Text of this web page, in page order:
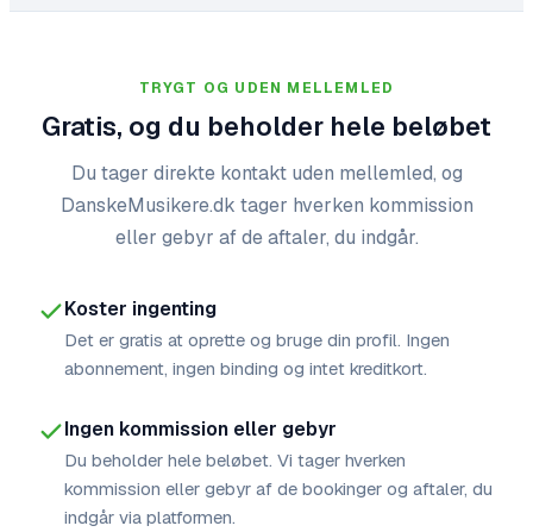
TRYGT OG UDEN MELLEMLED
Gratis, og du beholder hele beløbet
Du tager direkte kontakt uden mellemled, og
DanskeMusikere.dk tager hverken kommission
eller gebyr af de aftaler, du indgår.
Koster ingenting
Det er gratis at oprette og bruge din profil. Ingen
abonnement, ingen binding og intet kreditkort.
Ingen kommission eller gebyr
Du beholder hele beløbet. Vi tager hverken
kommission eller gebyr af de bookinger og aftaler, du
indgår via platformen.